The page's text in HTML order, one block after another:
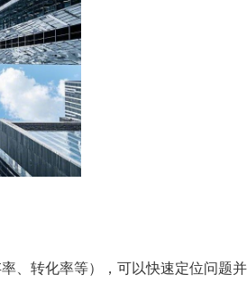
、转化率等），可以快速定位问题